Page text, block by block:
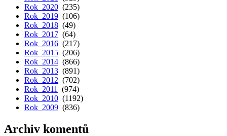
Rok 2020 (235)
Rok 2019 (106)
Rok 2018 (49)
Rok 2017 (64)
Rok 2016 (217)
Rok 2015 (206)
Rok 2014 (866)
Rok 2013 (891)
Rok 2012 (702)
Rok 2011
(974)
Rok 2010 (1192)
Rok 2009 (836)
Archiv komentů